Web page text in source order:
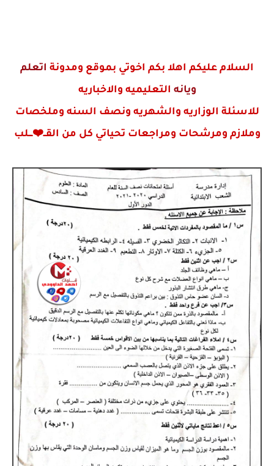
السلام عليكم اهلا بكم اخوتي بموقع ومدونة اتعلم
ويانه التعليميه والاخباريه
للاسئلة الوزاريه والشهريه ونصف السنه وملخصات
وملازم ومرشحات ومراجعات تحياتي كل من القــ❤️ـــلب